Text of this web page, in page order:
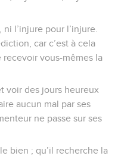
l’injure pour l’injure.
car c’est à cela
vous-mêmes la
voir des jours heureux
aucun mal par ses
ne passe sur ses
bien ; qu’il recherche la